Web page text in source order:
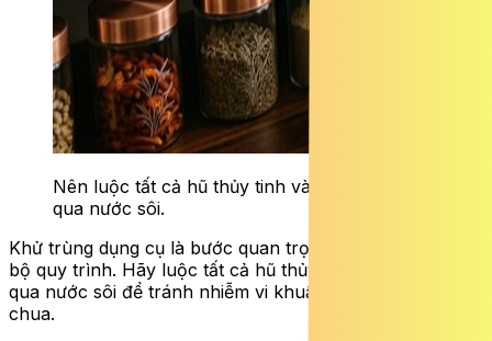
Nên luộc tất cả hũ thủy tinh và thìa khuấy
qua nước sôi.
Khử trùng dụng cụ là bước quan trọng nhất trong toàn
bộ quy trình. Hãy luộc tất cả hũ thủy tinh và thìa khuấy
qua nước sôi để tránh nhiễm vi khuẩn gây hỏng sữa
chua.